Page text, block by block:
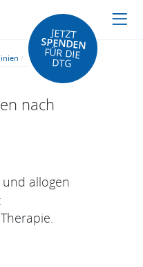
JETZT
SPENDEN
FÜR DIE
DTG
nach
allogen